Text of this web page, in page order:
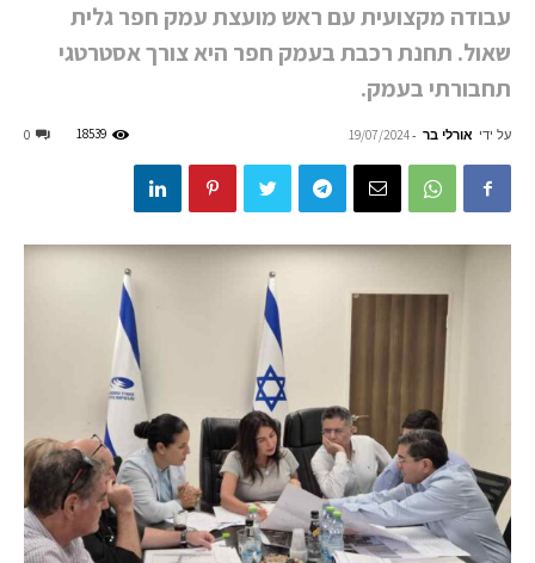
עבודה מקצועית עם ראש מועצת עמק חפר גלית
שאול. תחנת רכבת בעמק חפר היא צורך אסטרטגי
תחבורתי בעמק.
על ידי אורלי בר -
19/07/2024
0 18539